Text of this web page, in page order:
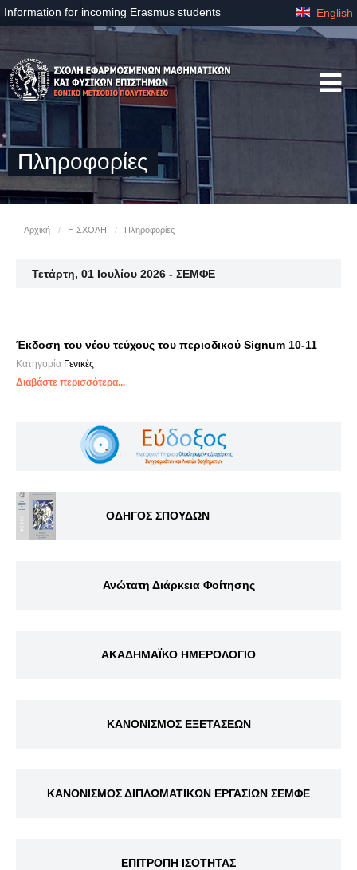
Information for incoming Erasmus students English
Πληροφορίες
Αρχική / Η ΣΧΟΛΗ / Πληροφορίες
Τετάρτη, 01 Ιουλίου 2026 - ΣΕΜΦΕ
Έκδοση του νέου τεύχους του περιοδικού Signum 10-11
Κατηγορία Γενικές
Διαβάστε περισσότερα...
ΟΔΗΓΟΣ ΣΠΟΥΔΩΝ
Ανώτατη Διάρκεια Φοίτησης
ΑΚΑΔΗΜΑΪΚΟ ΗΜΕΡΟΛΟΓΙΟ
ΚΑΝΟΝΙΣΜΟΣ ΕΞΕΤΑΣΕΩΝ
ΚΑΝΟΝΙΣΜΟΣ ΔΙΠΛΩΜΑΤΙΚΩΝ ΕΡΓΑΣΙΩΝ ΣΕΜΦΕ
ΕΠΙΤΡΟΠΗ ΙΣΟΤΗΤΑΣ